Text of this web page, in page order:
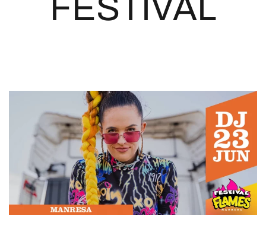
FESTIVAL